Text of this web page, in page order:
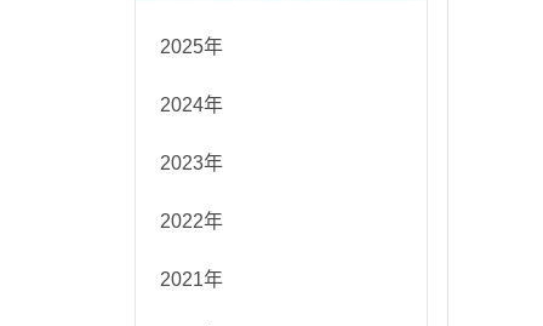
2025年
2024年
2023年
2022年
2021年